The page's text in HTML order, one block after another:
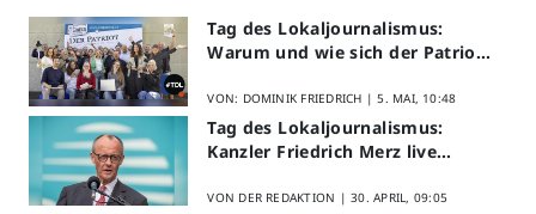
Tag des Lokaljournalismus:
Warum und wie sich der Patriot
VON: DOMINIK FRIEDRICH |5. MAI, 10:48
Tag des Lokaljournalismus:
Kanzler Friedrich Merz live
VON DER REDAKTION |30. APRIL, 09:05